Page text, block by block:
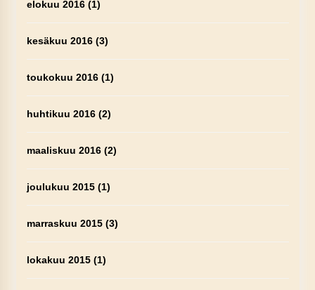
elokuu 2016(1)
kesäkuu 2016(3)
toukokuu 2016(1)
huhtikuu 2016(2)
maaliskuu 2016(2)
joulukuu 2015(1)
marraskuu 2015(3)
lokakuu 2015(1)